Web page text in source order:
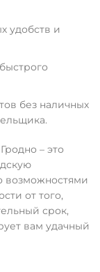
удобств и
без наличных
– это
возможностями
от того,
срок,
вам удачный